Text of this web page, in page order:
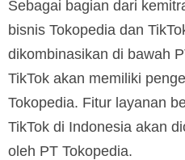
Sebagai bagian dari
bisnis Tokopedia dan
dikombinasikan di bawah
TikTok akan memiliki
Tokopedia. Fitur layanan
TikTok di Indonesia akan
oleh PT Tokopedia.